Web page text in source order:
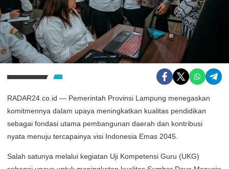
RADAR24.co.id — Pemerintah Provinsi Lampung menegaskan
komitmennya dalam upaya meningkatkan kualitas pendidikan
sebagai fondasi utama pembangunan daerah dan kontribusi
nyata menuju tercapainya visi Indonesia Emas 2045.
Salah satunya melalui kegiatan Uji Kompetensi Guru (UKG)